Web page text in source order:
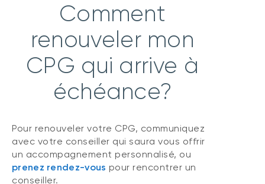
Comment
renouveler mon
CPG qui arrive à
échéance?
Pour renouveler votre CPG, communiquez
avec votre conseiller qui saura vous offrir
un accompagnement personnalisé, ou
prenez rendez-vous pour rencontrer un
conseiller.